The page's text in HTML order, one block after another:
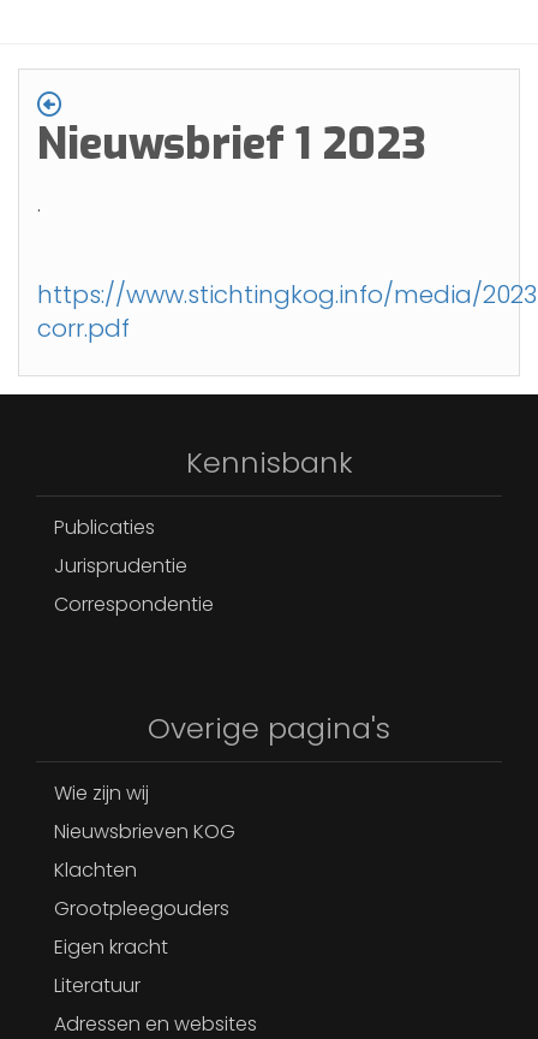
Nieuwsbrief 1 2023
.
https://www.stichtingkog.info/media/
corr.pdf
Kennisbank
Publicaties
Jurisprudentie
Correspondentie
Overige pagina's
Wie zijn wij
Nieuwsbrieven KOG
Klachten
Grootpleegouders
Eigen kracht
Literatuur
Adressen en websites